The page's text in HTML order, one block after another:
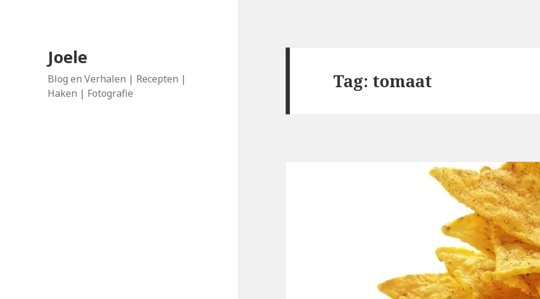
Joele
Blog en Verhalen | Recepten |
Haken | Fotografie
Tag: tomaat